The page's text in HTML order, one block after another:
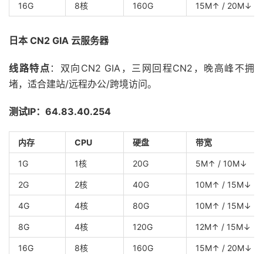
16G 8核 160G 15M↑ / 20M↓
日本 CN2 GIA 云服务器
线路特点 ：双向CN2 GIA，三网回程CN2，晚高峰不拥
堵，适合建站/远程办公/跨境访问。
测试IP：64.83.40.254
内存 CPU 硬盘 带宽
1G 1核 20G 5M↑ / 10M↓
2G 2核 40G 10M↑ / 15M↓
4G 4核 80G 10M↑ / 15M↓
8G 4核 120G 12M↑ / 15M↓
16G 8核 160G 15M↑ / 20M↓